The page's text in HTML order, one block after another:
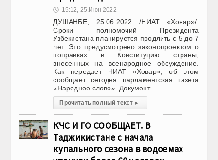
🕔 15:12, 25.Июн 2022
ДУШАНБЕ, 25.06.2022 /НИАТ «Ховар»/.
Сроки полномочий Президента
Узбекистана планируется продлить с 5 до 7
лет. Это предусмотрено законопроектом о
поправках в Конституцию страны,
внесенных на всенародное обсуждение.
Как передает НИАТ «Ховар», об этом
сообщает сегодня парламентская газета
«Народное слово». Документ
Прочитать полный текст ▸
КЧС И ГО СООБЩАЕТ. В
Таджикистане с начала
купального сезона в водоемах